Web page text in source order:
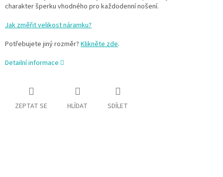
charakter šperku vhodného pro každodenní nošení.
Jak změřit velikost náramku?
Potřebujete jiný rozměr? Klikněte zde.
Detailní informace
ZEPTAT SE HLÍDAT SDÍLET